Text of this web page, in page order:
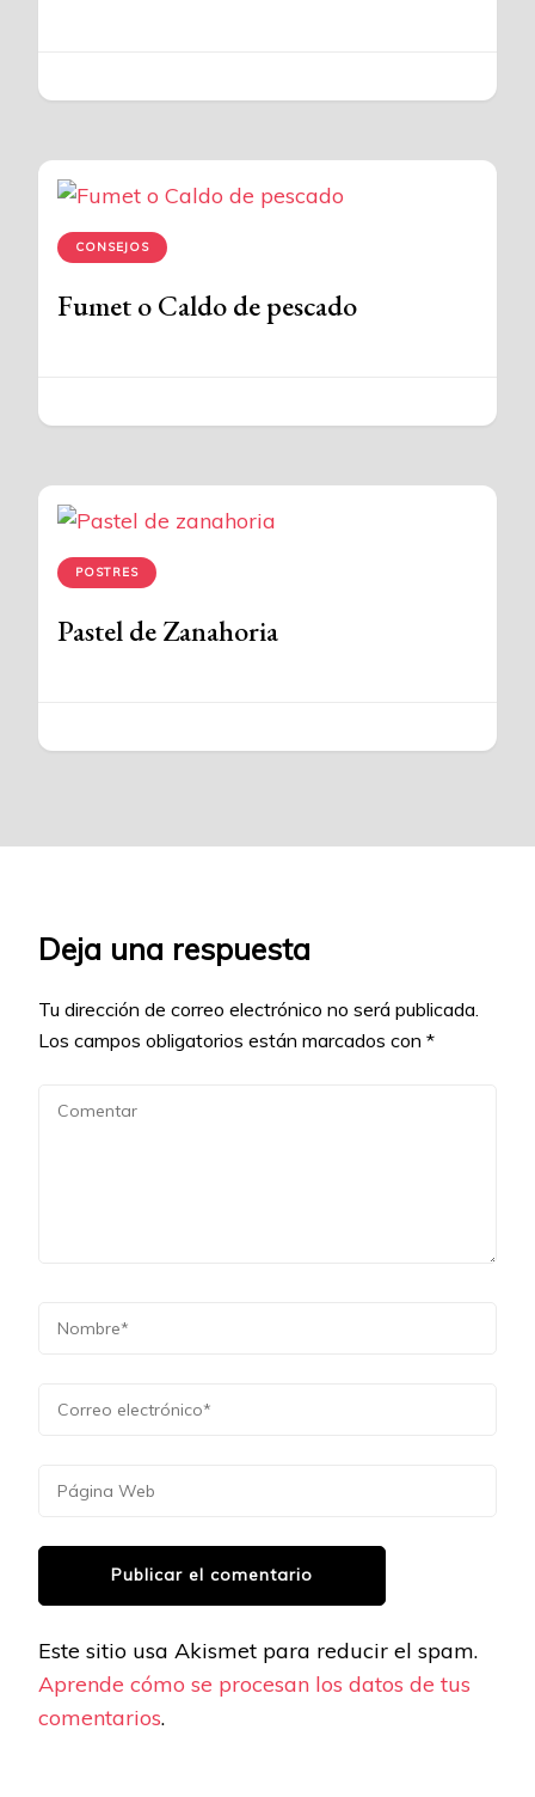
CONSEJOS
Fumet o Caldo de pescado
POSTRES
Pastel de Zanahoria
Deja una respuesta
Tu dirección de correo electrónico no será publicada.
Los campos obligatorios están marcados con *
Este sitio usa Akismet para reducir el spam.
Aprende cómo se procesan los datos de tus
comentarios.